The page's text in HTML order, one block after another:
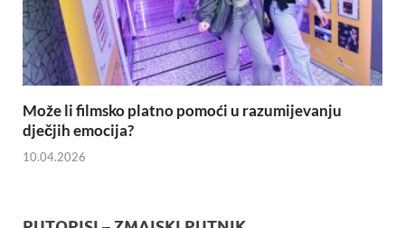
Može li filmsko platno pomoći u razumijevanju
dječjih emocija?
10.04.2026